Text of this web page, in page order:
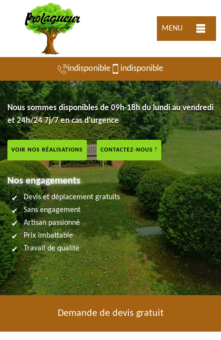
MENU
indisponible indisponible
Nous sommes disponibles de 09h-18h du lundi au vendredi
et 24h/24 7j/7 en cas d'urgence
VOIR NOS RÉALISATIONS CONTACTEZ-NOUS !
Nos engagements
Devis et déplacement gratuits
Sans engagement
Artisan passionné
Prix imbattable
Travail de qualité
Demande de devis gratuit